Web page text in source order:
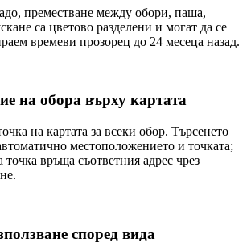
преместване между обори, паша,
са цветово разделени и могат да се
времеви прозорец до 24 месеца назад.
на обора върху картата
на картата за всеки обор. Търсенето
местоположението и точката;
точка връща съответния адрес чрез
според вида